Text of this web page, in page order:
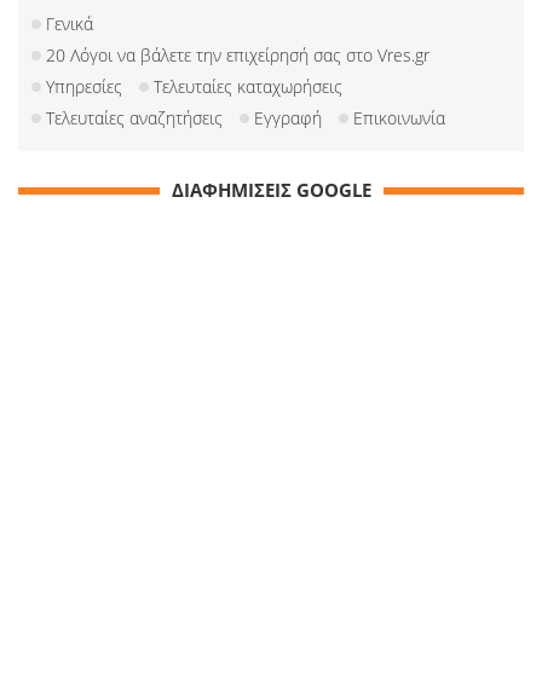
Γενικά
20 Λόγοι να βάλετε την επιχείρησή σας στο Vres.gr
Υπηρεσίες
Τελευταίες καταχωρήσεις
Τελευταίες αναζητήσεις
Εγγραφή Επικοινωνία
ΔΙΑΦΗΜΙΣΕΙΣ GOOGLE